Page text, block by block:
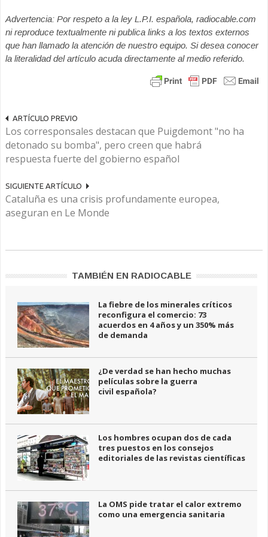
Advertencia: Por respeto a la ley L.P.I. española, radiocable.com
ni reproduce textualmente ni publica links a los textos externos
que han llamado la atención de nuestro equipo. Si desea conocer
la literalidad del artículo acuda directamente al medio referido.
ARTÍCULO PREVIO
Los corresponsales destacan que Puigdemont "no ha
detonado su bomba", pero creen que habrá
respuesta fuerte del gobierno español
SIGUIENTE ARTÍCULO
Cataluña es una crisis profundamente europea,
aseguran en Le Monde
TAMBIÉN EN RADIOCABLE
La fiebre de los minerales críticos
reconfigura el comercio: 73
acuerdos en 4 años y un 350% más
de demanda
¿De verdad se han hecho muchas
películas sobre la guerra
civil española?
Los hombres ocupan dos de cada
tres puestos en los consejos
editoriales de las revistas científicas
La OMS pide tratar el calor extremo
como una emergencia sanitaria